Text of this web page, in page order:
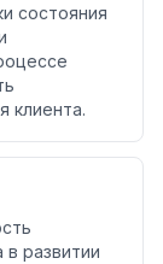
состояния
клиента.
развитии